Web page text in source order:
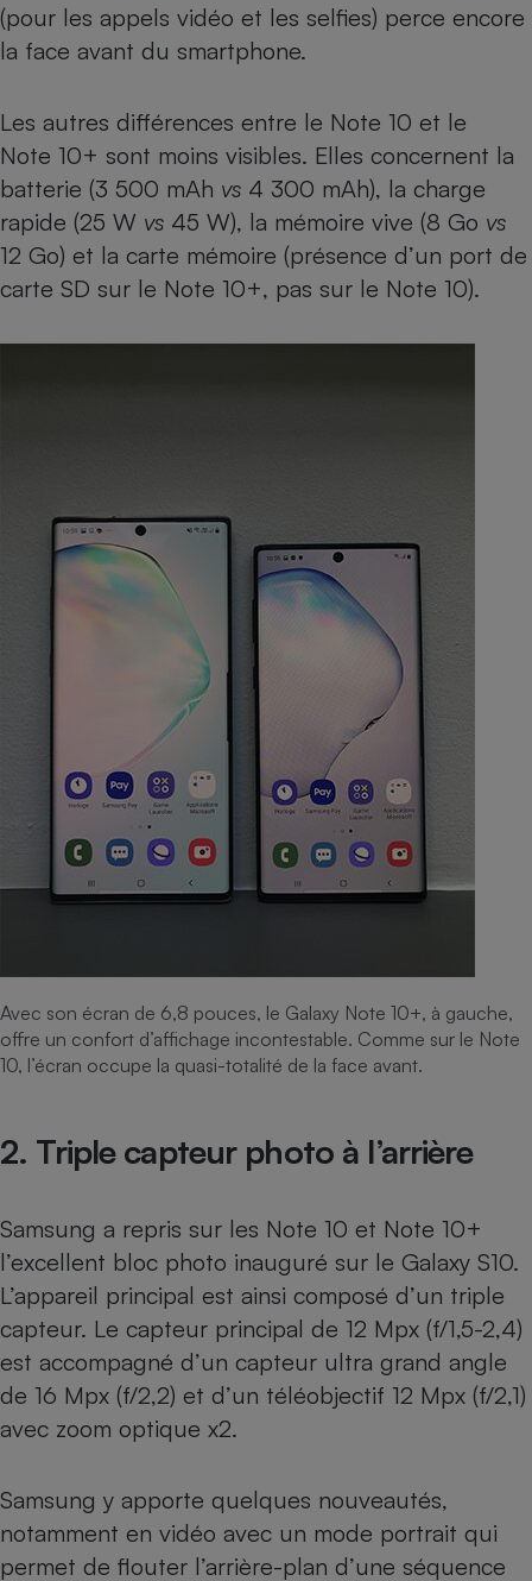
(pour les appels vidéo et les selfies) perce encore
la face avant du smartphone.
Les autres différences entre le Note 10 et le
Note 10+ sont moins visibles. Elles concernent la
batterie (3 500 mAh vs 4 300 mAh), la charge
rapide (25 W vs 45 W), la mémoire vive (8 Go vs
12 Go) et la carte mémoire (présence d’un port de
carte SD sur le Note 10+, pas sur le Note 10).
Avec son écran de 6,8 pouces, le Galaxy Note 10+, à gauche,
offre un confort d’affichage incontestable. Comme sur le Note
10, l’écran occupe la quasi-totalité de la face avant.
2. Triple capteur photo à l’arrière
Samsung a repris sur les Note 10 et Note 10+
l’excellent bloc photo inauguré sur le Galaxy S10.
L’appareil principal est ainsi composé d’un triple
capteur. Le capteur principal de 12 Mpx (f/1,5-2,4)
est accompagné d’un capteur ultra grand angle
de 16 Mpx (f/2,2) et d’un téléobjectif 12 Mpx (f/2,1)
avec zoom optique x2.
Samsung y apporte quelques nouveautés,
notamment en vidéo avec un mode portrait qui
permet de flouter l’arrière-plan d’une séquence
Cafetière à expressos
Robot ménager